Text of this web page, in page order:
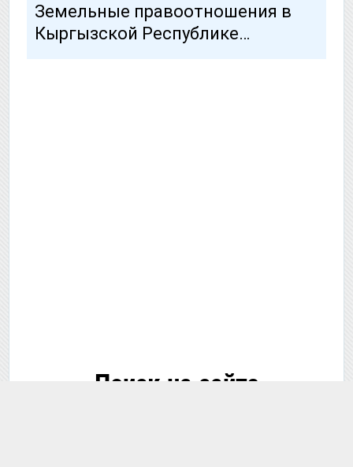
Земельные правоотношения в
Кыргызской Республике…
Поиск на сайте